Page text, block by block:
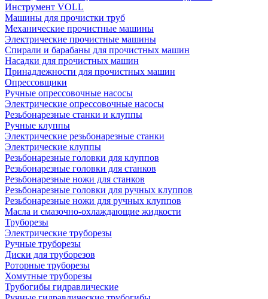
Инструмент VOLL
Машины для прочистки труб
Механические прочистные машины
Электрические прочистные машины
Спирали и барабаны для прочистных машин
Насадки для прочистных машин
Принадлежности для прочистных машин
Опрессовщики
Ручные опрессовочные насосы
Электрические опрессовочные насосы
Резьбонарезные станки и клуппы
Ручные клуппы
Электрические резьбонарезные станки
Электрические клуппы
Резьбонарезные головки для клуппов
Резьбонарезные головки для станков
Резьбонарезные ножи для станков
Резьбонарезные головки для ручных клуппов
Резьбонарезные ножи для ручных клуппов
Масла и смазочно-охлаждающие жидкости
Труборезы
Электрические труборезы
Ручные труборезы
Диски для труборезов
Роторные труборезы
Хомутные труборезы
Трубогибы гидравлические